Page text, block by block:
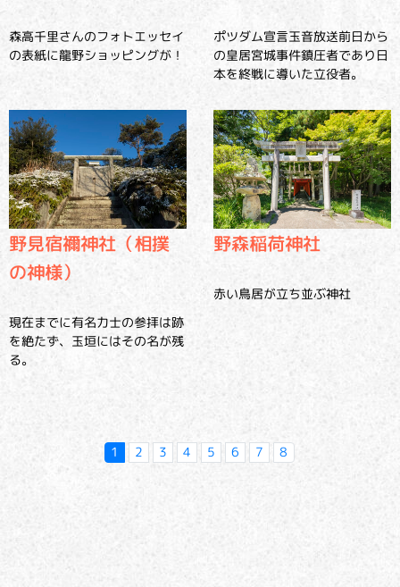
森高千里さんのフォトエッセイ
の表紙に龍野ショッピングが！
ポツダム宣言玉音放送前日から
の皇居宮城事件鎮圧者であり日
本を終戦に導いた立役者。
野見宿禰神社（相撲
の神様）
現在までに有名力士の参拝は跡
を絶たず、玉垣にはその名が残
る。
野森稲荷神社
赤い鳥居が立ち並ぶ神社
1 2 3 4 5 6 7 8